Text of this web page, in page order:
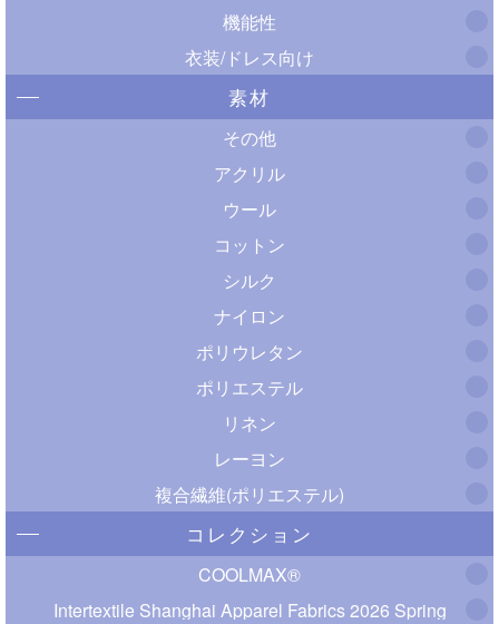
機能性
衣装/ドレス向け
素材
その他
アクリル
ウール
コットン
シルク
ナイロン
ポリウレタン
ポリエステル
リネン
レーヨン
複合繊維(ポリエステル)
コレクション
COOLMAX®
Intertextile Shanghai Apparel Fabrics 2026 Spring